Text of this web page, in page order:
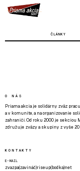
ČLÁNKY
O NÁS
Priama akcia je solidárny zväz
a v komunite, a na organizovanie
zahraničí. Od roku 2000 je sekciou
združuje zväzy a skupiny z vyše
KONTAKTY
E-MAIL
zvazpa(zavináč)riseup(bodka)net